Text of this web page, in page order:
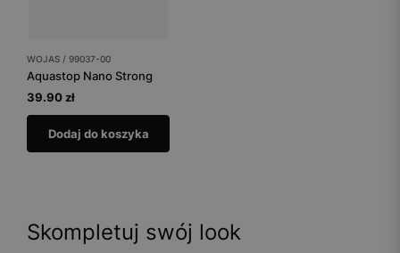
WOJAS / 99037-00
Aquastop Nano Strong
39.90 zł
Dodaj do koszyka
Skompletuj swój look